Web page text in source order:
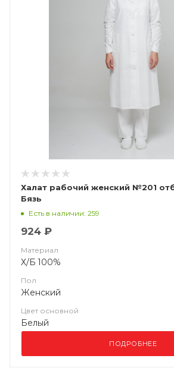
Халат рабочий женский №201
Бязь
Есть в наличии: 259
924 ₽
Материал
Х/Б 100%
Пол
Женский
Цвет основной
Белый
ПОДРОБНЕЕ